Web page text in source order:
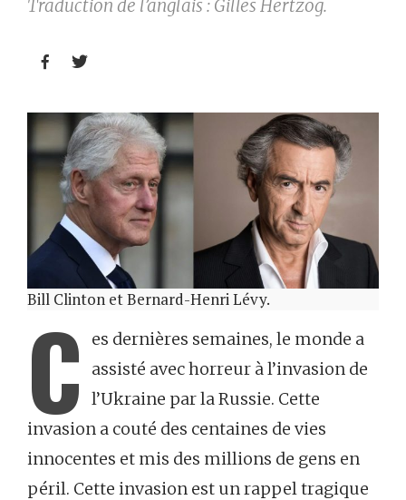
Traduction de l’anglais : Gilles Hertzog.
 
Bill Clinton et Bernard-Henri Lévy.
C
es dernières semaines, le monde a
assisté avec horreur à l’invasion de
l’Ukraine par la Russie. Cette
invasion a couté des centaines de vies
innocentes et mis des millions de gens en
péril. Cette invasion est un rappel tragique